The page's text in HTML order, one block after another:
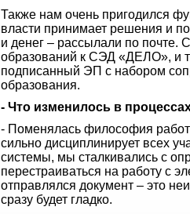
Также нам очень пригодился
власти принимает решения и
и денег – рассылали по
образований к СЭД «ДЕЛО», и
подписанный ЭП с набором
образования.
- Что изменилось в
- Поменялась философия
сильно дисциплинирует всех
системы, мы сталкивались с
перестраиваться на работу с
отправлялся документ – это
сразу будет гладко.